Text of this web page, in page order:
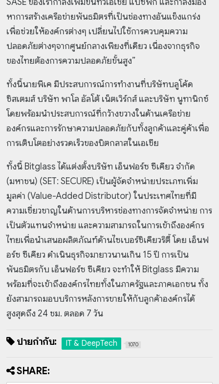
หาการสร้างเครือข่ายพันธมิตรที่เป็นช่องทางอันแข็งแกร่ง
เพื่อช่วยให้องค์กรต่างๆ เปลี่ยนไปใช้การควบคุมความ
ปลอดภัยต่างๆจากศูนย์กลางเพียงที่เดียว เนื่องจากธุรกิจ
ของไทยต้องการความปลอดภัยขั้นสูง”
ทั้งนี้นายพีเค มีประสบการณ์การทำงานที่บริษัทบลูโค้ด
ซิสเตมส์ บริษัท พาโล อัลโต้ เน็ตเวิร์กส์ และบริษัท นูทานิกซ์
โดยพร้อมนำประสบการณ์ที่กว้างขวางในด้านเครือข่าย
องค์กรและการรักษาความปลอดภัยกับทั้งลูกค้าและคู่ค้าเพื่อ
การเติบโตอย่างรวดเร็วของบิตกลาสในเอเชีย
ทั้งนี้ Bitglass ได้แต่งตั้งบริษัท เอ็นฟอร์ซ ซีเคียว จำกัด
(มหาชน) (SET: SECURE) เป็นผู้จัดจำหน่ายประเภทเพิ่ม
มูลค่า (Value-Added Distributor) ในประเทศไทยที่มี
ความเชี่ยวชาญในด้านการบริหารช่องทางการจัดจำหน่าย การ
เป็นตัวแทนจำหน่าย และความสามารถในการเข้าถึงองค์กร
ไทยเพื่อนำเสนอผลิตภัณฑ์ด้านไซเบอร์ซิเคียวริตี้ โดย เอ็นฟ
อร์ซ ซีเคียว ดำเนินธุรกิจมายาวนานเกิน 15 ปี การเป็น
พันธมิตรกับ เอ็นฟอร์ซ ซีเคียว จะทำให้ Bitglass มีความ
พร้อมที่จะเข้าถึงองค์กรไทยทั้งในภาครัฐและภาคเอกชน ทั้ง
ยังสามารถมอบบริการหลังการขายให้กับลูกค้าองค์กรได้
สูงสุดถึง 24 ชม. ตลอด 7 วัน
ป้ายกำกับ: IT & DeepTech 1070
SHARE: